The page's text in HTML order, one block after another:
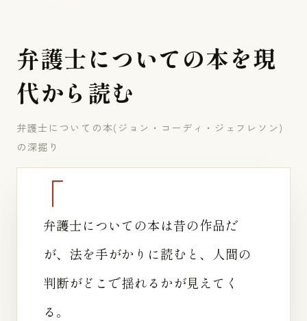
弁護士についての本を現
代から 読む
弁護士についての本(ジョン・コーディ・ジェフレソン)
の深掘り
弁護士についての本は昔の作品だ
が、法を手がかりに読むと、人間の
判断がどこで揺れるかが見えてく
る。